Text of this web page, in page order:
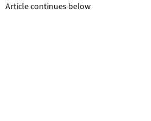
Article continues below